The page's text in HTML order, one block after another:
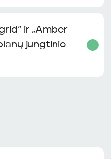
ir „Amber
jungtinio